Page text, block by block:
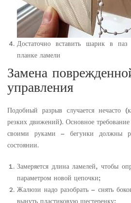
Достаточно вставить шарик в
планке ламели
Замена
управления
Подобный разрыв случается нечасто
резких движений). Основное
своими руками – бегунки должны
состоянии.
Замеряется длина ламелей, чтобы
параметром новой цепочки;
Жалюзи надо разобрать – снять
вынуть пластиковую шестеренку;